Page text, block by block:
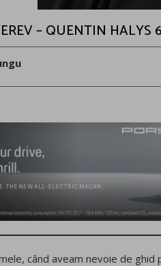
– QUENTIN HALYS
când aveam nevoie de